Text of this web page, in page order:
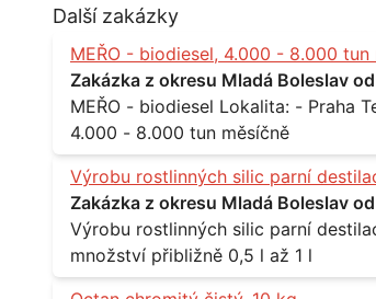
Další zakázky
MEŘO - biodiesel, 4.000 - 8.000 tun
Zakázka z okresu Mladá Boleslav
MEŘO - biodiesel Lokalita: - Praha Termín: - průběžně, minimálně roční kontrakt Množství: -
4.000 - 8.000 tun měsíčně
Výrobu rostlinných silic parní
Zakázka z okresu Mladá Boleslav
Výrobu rostlinných silic parní destilací Lokalita: - celá ČR Množství: - pravidelné
množství přibližně 0,5 l až 1 l